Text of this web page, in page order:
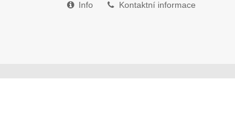
Info Kontaktní informace